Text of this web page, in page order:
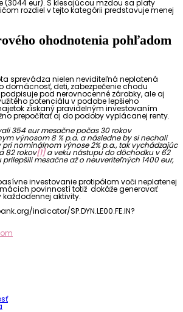
(3044 eur). S klesajúcou mzdou sa platy
rozdiel v tejto kategórii predstavuje menej
ohodnotenia pohľadom
sprevádza nielen neviditeľná neplatená
domácnosť, deti, zabezpečenie chodu
pod nerovnocenné zárobky, ale aj
potenciálu v podobe lepšieho
získaný pravidelným investovaním
prepočítať aj do podoby vyplácanej renty.
354 eur mesačne počas 30 rokov
výnosom 8 % p.a. a následne by si nechali
nominálnom výnose 2% p.a., tak vychádzajúc
82 rokov[1]a veku nástupu do dôchodku v 62
mesačne až o neuveriteľných 1400 eur,
investovanie protipólom voči neplatenej
povinností totiž dokáže generovať
každodennej aktivity.
indicator/SP.DYN.LE00.FE.IN?